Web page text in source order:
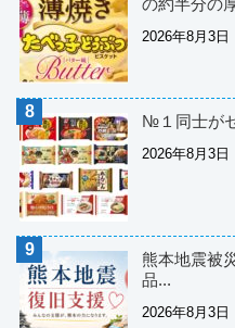
の約半分の
2026年8月3日
№１同士が
2026年8月3日
熊本地震被
品...
2026年8月3日